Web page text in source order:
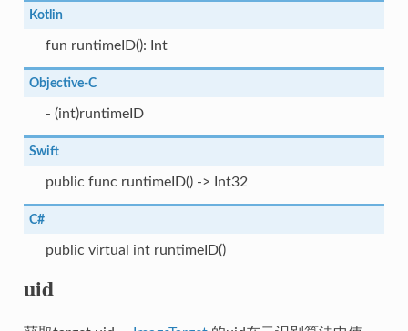
Kotlin
fun runtimeID(): Int
Objective-C
- (int)runtimeID
Swift
public func runtimeID() -> Int32
C#
public virtual int runtimeID()
uid